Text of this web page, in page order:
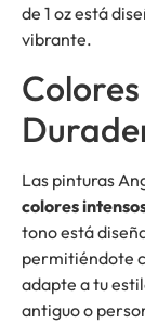
de 1 oz está
vibrante.
Las pinturas
colores
tono está
permitiéndote
adapte a tu
antiguo o